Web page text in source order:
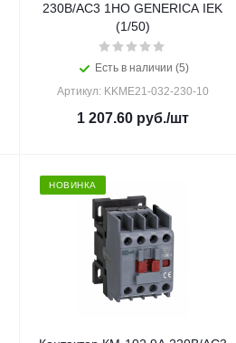
230В/АС3 1НО GENERICA IEK
(1/50)
Есть в наличии (5)
Артикул: KKME21-032-230-10
1 207.60руб./шт
НОВИНКА